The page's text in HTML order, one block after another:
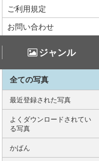
ご利用規定
お問い合わせ
ジャンル
全ての写真
最近登録された写真
よくダウンロードされてい
る写真
かばん